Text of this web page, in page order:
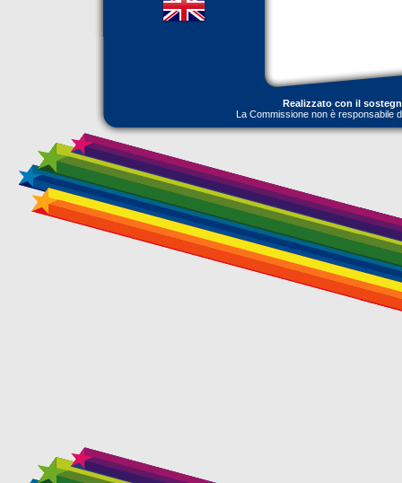
Realizzato con il
La Commissione non è responsabile